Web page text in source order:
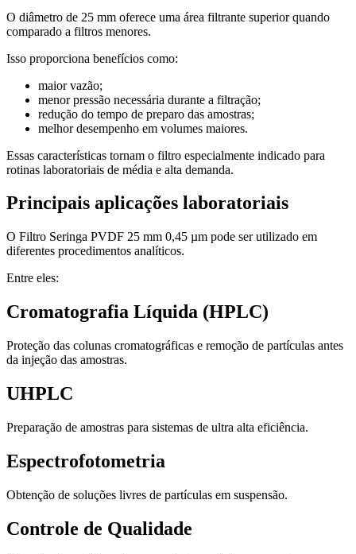
O diâmetro de 25 mm oferece uma área filtrante superior quando
comparado a filtros menores.
Isso proporciona benefícios como:
maior vazão;
menor pressão necessária durante a filtração;
redução do tempo de preparo das amostras;
melhor desempenho em volumes maiores.
Essas características tornam o filtro especialmente indicado para
rotinas laboratoriais de média e alta demanda.
Principais aplicações laboratoriais
O Filtro Seringa PVDF 25 mm 0,45 µm pode ser utilizado em
diferentes procedimentos analíticos.
Entre eles:
Cromatografia Líquida (HPLC)
Proteção das colunas cromatográficas e remoção de partículas antes
da injeção das amostras.
UHPLC
Preparação de amostras para sistemas de ultra alta eficiência.
Espectrofotometria
Obtenção de soluções livres de partículas em suspensão.
Controle de Qualidade